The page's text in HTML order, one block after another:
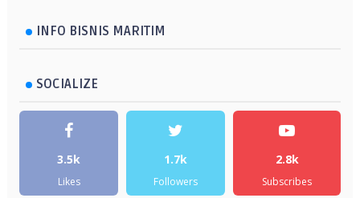
INFO BISNIS MARITIM
SOCIALIZE
3.5k
Likes
1.7k
Followers
2.8k
Subscribes